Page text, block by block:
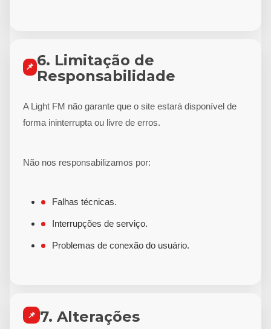
📌 6. Limitação de
Responsabilidade
A Light FM não garante que o site estará disponível de
forma ininterrupta ou livre de erros.
Não nos responsabilizamos por:
Falhas técnicas.
Interrupções de serviço.
Problemas de conexão do usuário.
📌 7. Alterações